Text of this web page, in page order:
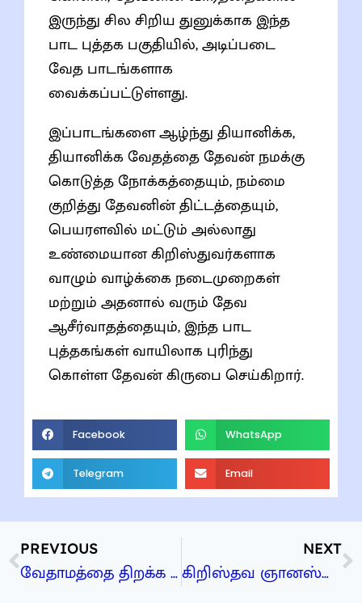
இருந்து சில சிறிய துனுக்காக இந்த
பாட புத்தக பகுதியில், அடிப்படை
வேத பாடங்களாக
வைக்கப்பட்டுள்ளது.
இப்பாடங்களை ஆழ்ந்து தியானிக்க,
தியானிக்க வேதத்தை தேவன் நமக்கு
கொடுத்த நோக்கத்தையும், நம்மை
குறித்து தேவனின் திட்டத்தையும்,
பெயரளவில் மட்டும் அல்லாது
உண்மையான கிறிஸ்துவர்களாக
வாழும் வாழ்க்கை நடைமுறைகள்
மற்றும் அதனால் வரும் தேவ
ஆசீர்வாதத்தையும், இந்த பாட
புத்தகங்கள் வாயிலாக புரிந்து
கொள்ள தேவன் கிருபை செய்கிறார்.
Facebook WhatsApp
Telegram Email
PREVIOUS
வேதாமத்தை திறக்க உதவும் திறவுகோல்கள்
NEXT
கிறிஸ்தவ ஞானஸ்நானம்